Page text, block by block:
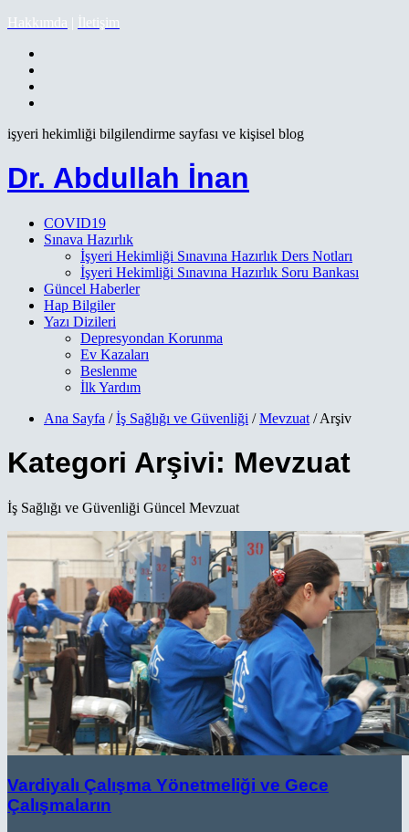
Hakkımda | İletişim
işyeri hekimliği bilgilendirme sayfası ve kişisel blog
Dr. Abdullah İnan
COVID19
Sınava Hazırlık
İşyeri Hekimliği Sınavına Hazırlık Ders Notları
İşyeri Hekimliği Sınavına Hazırlık Soru Bankası
Güncel Haberler
Hap Bilgiler
Yazı Dizileri
Depresyondan Korunma
Ev Kazaları
Beslenme
İlk Yardım
Ana Sayfa /İş Sağlığı ve Güvenliği /Mevzuat / Arşiv
Kategori Arşivi: Mevzuat
İş Sağlığı ve Güvenliği Güncel Mevzuat
Vardiyalı Çalışma Yönetmeliği ve Gece
Çalışmaların